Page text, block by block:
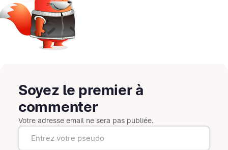
Soyez le premier à
commenter
Votre adresse email ne sera pas publiée.